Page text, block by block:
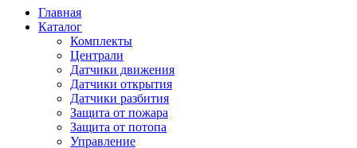
Главная
Каталог
Комплекты
Централи
Датчики движения
Датчики открытия
Датчики разбития
Защита от пожара
Защита от потопа
Управление